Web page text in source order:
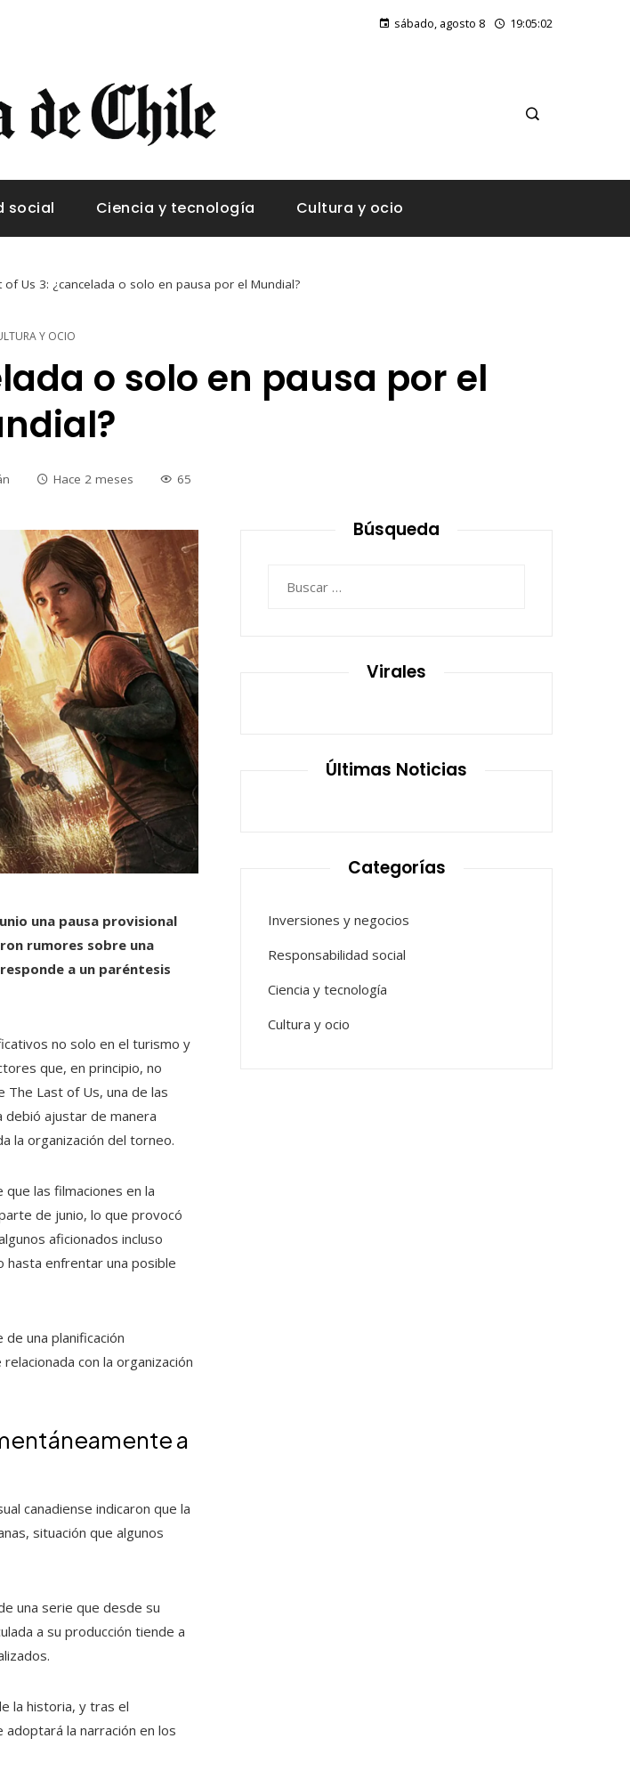
sábado, agosto 8 19:05:03
social Ciencia y tecnología Cultura y ocio
of Us 3: ¿cancelada o solo en pausa por el Mundial?
Y OCIO
o solo en pausa por el
Hace 2 meses 65
una pausa provisional
rumores sobre una
a un paréntesis
no solo en el turismo y
que, en principio, no
The Last of Us, una de las
ajustar de manera
la organización del torneo.
las filmaciones en la
de junio, lo que provocó
aficionados incluso
enfrentar una posible
una planificación
con la organización
a
canadiense indicaron que la
situación que algunos
una serie que desde su
a su producción tiende a
la historia, y tras el
la narración en los
Búsqueda
Virales
Últimas Noticias
Categorías
Inversiones y negocios
Responsabilidad social
Ciencia y tecnología
Cultura y ocio